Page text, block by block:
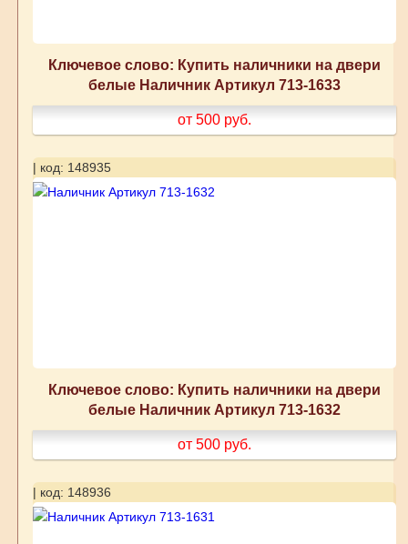
Ключевое слово: Купить наличники на двери
белые Наличник Артикул 713-1633
от 500 руб.
| код: 148935
Ключевое слово: Купить наличники на двери
белые Наличник Артикул 713-1632
от 500 руб.
| код: 148936